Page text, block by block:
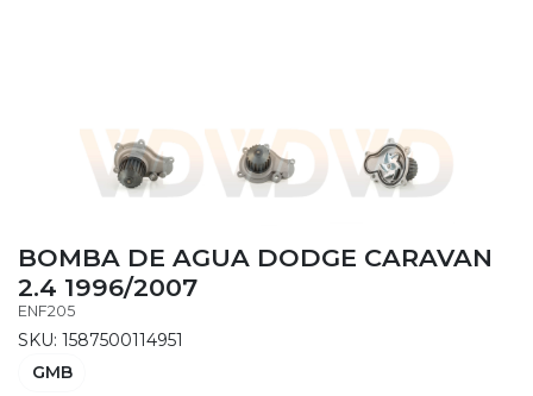
BOMBA DE AGUA DODGE CARAVAN
2.4 1996/2007
ENF205
SKU: 1587500114951
GMB